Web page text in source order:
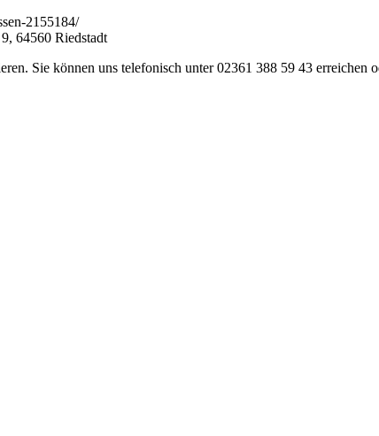
2155184/
Sie können uns telefonisch unter 02361 388 59 43 erreichen